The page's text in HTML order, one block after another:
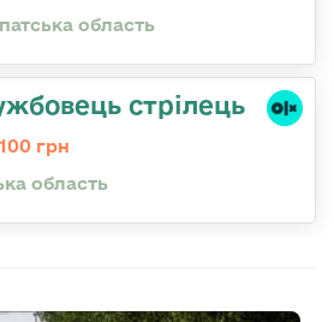
область
стрілець
грн
область